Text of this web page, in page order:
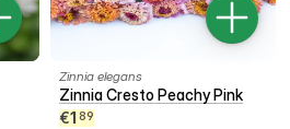
Zinnia elegans
Zinnia Cresto Peachy Pink
€1 89